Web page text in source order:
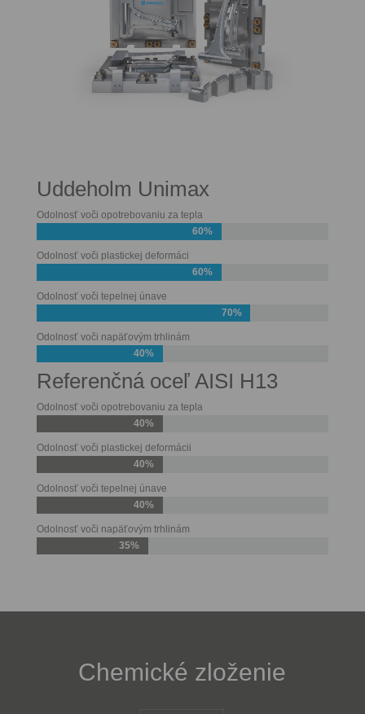
Uddeholm Unimax
Odolnosť voči opotrebovaniu za tepla
60%
Odolnosť voči plastickej deformáci
60%
Odolnosť voči tepelnej únave
70%
Odolnosť voči napäťovým trhlinám
40%
Referenčná oceľ AISI H13
Odolnosť voči opotrebovaniu za tepla
40%
Odolnosť voči plastickej deformácii
40%
Odolnosť voči tepelnej únave
40%
Odolnosť voči napäťovým trhlinám
35%
Chemické zloženie